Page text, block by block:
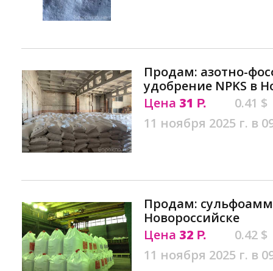
Продам: азотно-
удобрение NPKS в
Цена 31 Р.
0.41 $
11 ноября 2025 г. в
Продам:
Новороссийске
Цена 32 Р.
0.42 $
11 ноября 2025 г. в